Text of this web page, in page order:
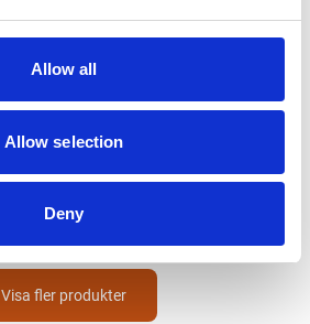
Allow all
Allow selection
Deny
Visa fler produkter